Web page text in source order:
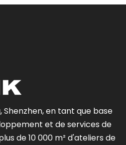
en tant que base
et de services de
de 10 000 m² d'ateliers de